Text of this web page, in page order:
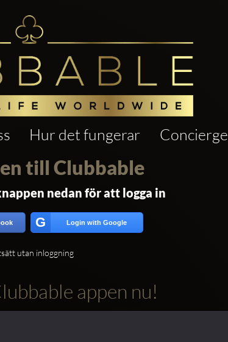
Hur det fungerar Concierge
till Clubbable
nedan för att logga in
G Login with Google
utan inloggning
appen nu!